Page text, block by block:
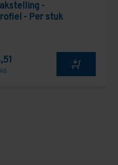
-
- Per stuk